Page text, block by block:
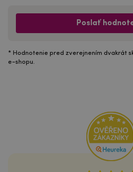
Poslať
* Hodnotenie pred zverejnením dvakrát
e-shopu.